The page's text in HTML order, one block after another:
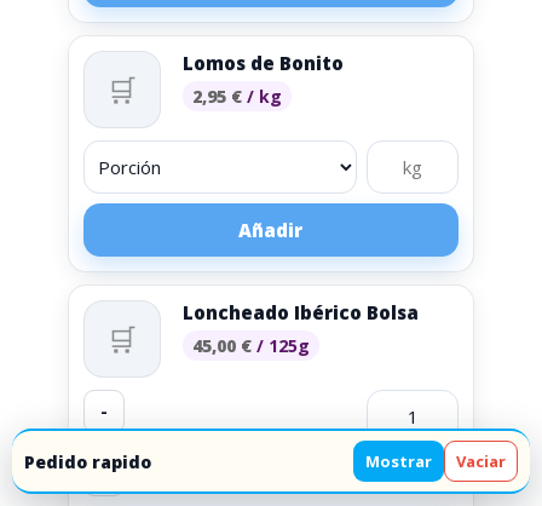
🛒
Lomos de Bonito
2,95 € / kg
Añadir
🛒
Loncheado Ibérico Bolsa
45,00 € / 125g
-
+
Pedido rapido Mostrar Vaciar